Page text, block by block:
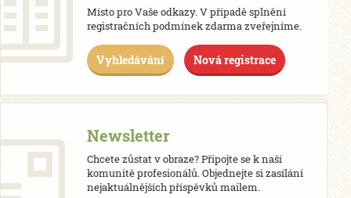
Místo pro Vaše odkazy. V případě splnění
registračních podmínek zdarma zveřejníme.
Vyhledávání Nová registrace
Newsletter
Chcete zůstat v obraze? Připojte se k naší
komunitě profesionálů. Objednejte si zasílání
nejaktuálnějších příspěvků mailem.